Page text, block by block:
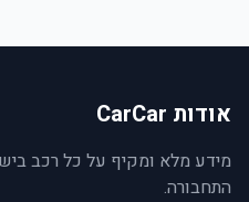
אודות CarCar
מידע מלא ומקיף על כל רכב
התחבורה.